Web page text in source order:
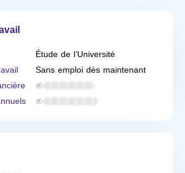
Étude de l’Université
Sans emploi dès maintenant